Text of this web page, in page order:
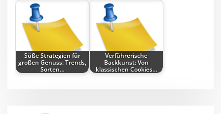
Süße Strategien für
großen Genuss: Trends,
Sorten…
Verführerische
Backkunst: Von
klassischen Cookies…